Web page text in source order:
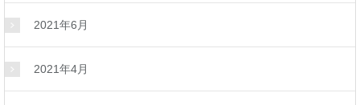
2021年6月
2021年4月